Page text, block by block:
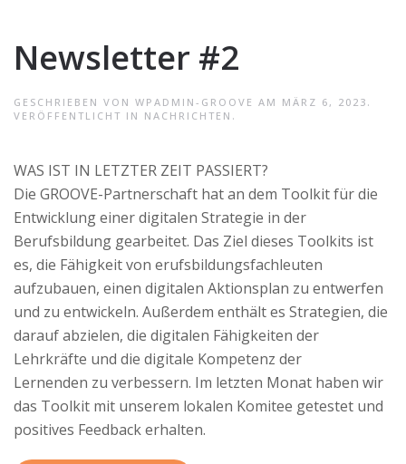
Newsletter #2
GESCHRIEBEN VON WPADMIN-GROOVE AM MÄRZ 6, 2023 .
VERÖFFENTLICHT IN NACHRICHTEN .
WAS IST IN LETZTER ZEIT PASSIERT?
Die GROOVE-Partnerschaft hat an dem Toolkit für die
Entwicklung einer digitalen Strategie in der
Berufsbildung gearbeitet. Das Ziel dieses Toolkits ist
es, die Fähigkeit von erufsbildungsfachleuten
aufzubauen, einen digitalen Aktionsplan zu entwerfen
und zu entwickeln. Außerdem enthält es Strategien, die
darauf abzielen, die digitalen Fähigkeiten der
Lehrkräfte und die digitale Kompetenz der
Lernenden zu verbessern. Im letzten Monat haben wir
das Toolkit mit unserem lokalen Komitee getestet und
positives Feedback erhalten.